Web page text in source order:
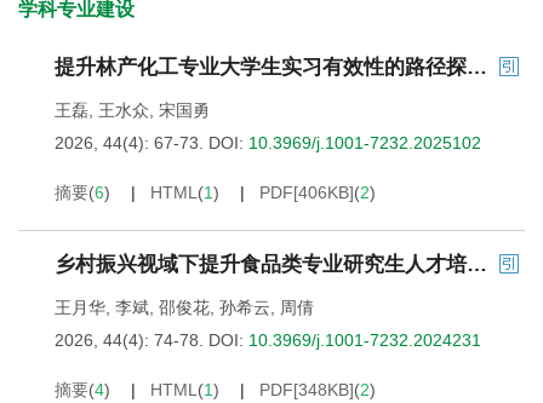
学科专业建设
提升林产化工专业大学生实习有效性的路径探讨——基于实习案例分析
王磊 王水众 宋国勇
2026, 44(4): 67-73.
DOI: 10.3969/j.1001-7232.2025102
摘要(6) HTML (1) PDF[406KB](2)
乡村振兴视域下提升食品类专业研究生人才培养质量的路径探索
王月华 李斌 邵俊花 孙希云
周倩
2026, 44(4): 74-78.
DOI: 10.3969/j.1001-7232.2024231
摘要(4) HTML (1) PDF[348KB](2)